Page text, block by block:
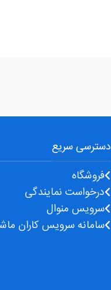
دسترسی سریع
فروشگاه
درخواست نمایندگی
سرویس منوال
سامانه سرویس کاران